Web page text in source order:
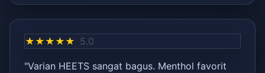
★★★★★ 5.0
"Varian HEETS sangat bagus. Menthol favorit